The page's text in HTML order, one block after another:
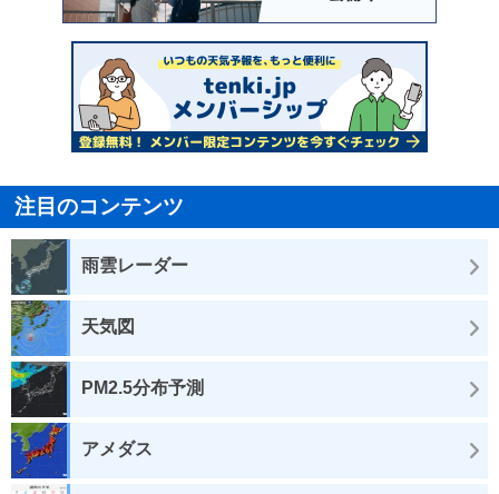
注目のコンテンツ
雨雲レーダー
天気図
PM2.5分布予測
アメダス